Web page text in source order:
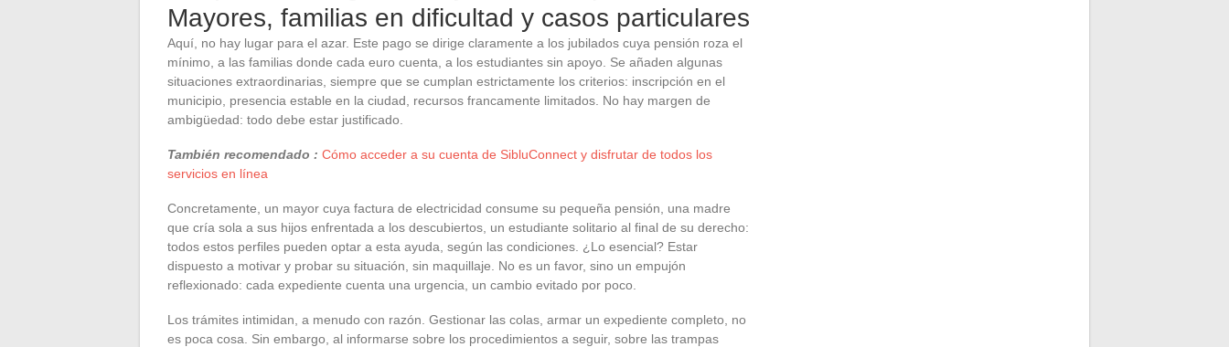
Mayores, familias en dificultad y casos particulares
Aquí, no hay lugar para el azar. Este pago se dirige claramente a los jubilados cuya pensión roza el
mínimo, a las familias donde cada euro cuenta, a los estudiantes sin apoyo. Se añaden algunas
situaciones extraordinarias, siempre que se cumplan estrictamente los criterios: inscripción en el
municipio, presencia estable en la ciudad, recursos francamente limitados. No hay margen de
ambigüedad: todo debe estar justificado.
También recomendado : Cómo acceder a su cuenta de SibluConnect y disfrutar de todos los
servicios en línea
Concretamente, un mayor cuya factura de electricidad consume su pequeña pensión, una madre
que cría sola a sus hijos enfrentada a los descubiertos, un estudiante solitario al final de su derecho:
todos estos perfiles pueden optar a esta ayuda, según las condiciones. ¿Lo esencial? Estar
dispuesto a motivar y probar su situación, sin maquillaje. No es un favor, sino un empujón
reflexionado: cada expediente cuenta una urgencia, un cambio evitado por poco.
Los trámites intimidan, a menudo con razón. Gestionar las colas, armar un expediente completo, no
es poca cosa. Sin embargo, al informarse sobre los procedimientos a seguir, sobre las trampas